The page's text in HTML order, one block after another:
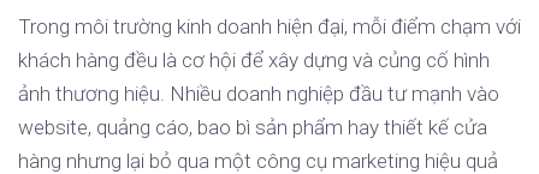
Trong môi trường kinh doanh hiện đại, mỗi điểm chạm với
khách hàng đều là cơ hội để xây dựng và củng cố hình
ảnh thương hiệu. Nhiều doanh nghiệp đầu tư mạnh vào
website, quảng cáo, bao bì sản phẩm hay thiết kế cửa
hàng nhưng lại bỏ qua một công cụ marketing hiệu quả